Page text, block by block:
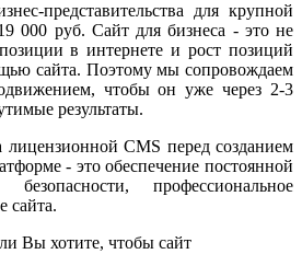
представительства для крупной
000 руб. Сайт для бизнеса - это не
в интернете и рост позиций
сайта. Поэтому мы сопровождаем
чтобы он уже через 2-3
результаты.
CMS перед созданием
- это обеспечение постоянной
профессиональное
сайта.
Вы хотите, чтобы сайт